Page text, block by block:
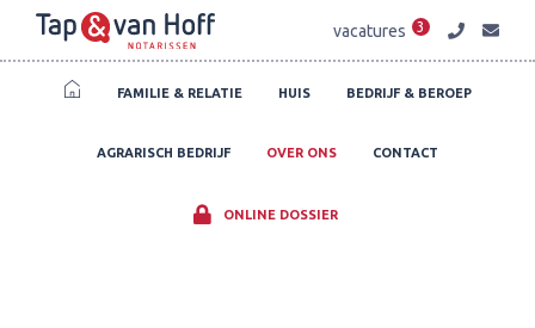
vacatures 3
FAMILIE & RELATIE HUIS BEDRIJF & BEROEP
AGRARISCH BEDRIJF OVER ONS CONTACT
ONLINE DOSSIER